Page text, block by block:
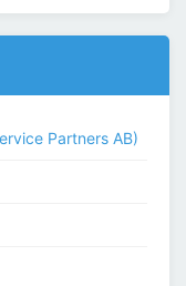
Partners AB)